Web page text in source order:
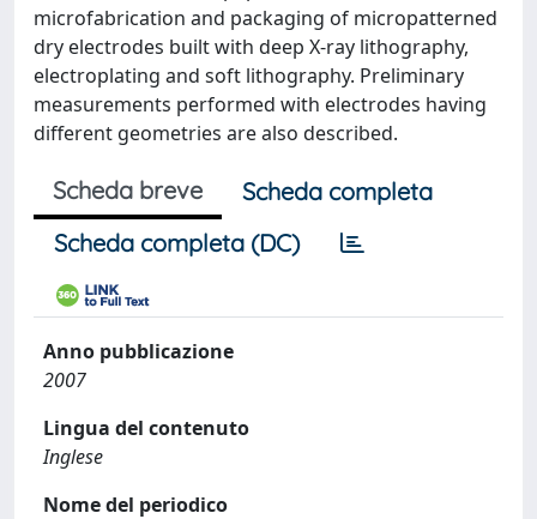
microfabrication and packaging of micropatterned
dry electrodes built with deep X-ray lithography,
electroplating and soft lithography. Preliminary
measurements performed with electrodes having
different geometries are also described.
Scheda breve
Scheda completa
Scheda completa (DC)
Anno pubblicazione
2007
Lingua del contenuto
Inglese
Nome del periodico